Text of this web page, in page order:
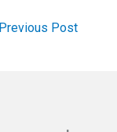
Previous Post